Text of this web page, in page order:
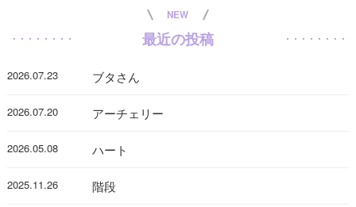
NEW
最近の投稿
2026.07.23 ブタさん
2026.07.20 アーチェリー
2026.05.08 ハート
2025.11.26 階段